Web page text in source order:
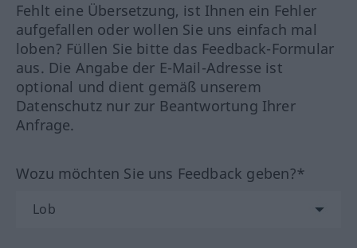
Fehlt eine Übersetzung, ist Ihnen ein Fehler
aufgefallen oder wollen Sie uns einfach mal
loben? Füllen Sie bitte das Feedback-Formular
aus. Die Angabe der E-Mail-Adresse ist
optional und dient gemäß unserem
Datenschutz nur zur Beantwortung Ihrer
Anfrage.
Wozu möchten Sie uns Feedback geben?*